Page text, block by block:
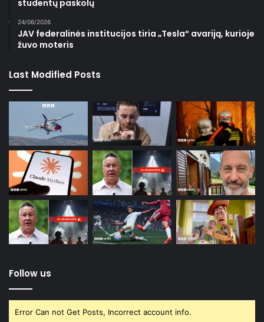
studentų paskolų
24/06/2026
JAV federalinės institucijos tiria „Tesla“ avariją, kurioje
žuvo moteris
Last Modified Posts
Follow us
Error Can not Get Posts, Incorrect account info.